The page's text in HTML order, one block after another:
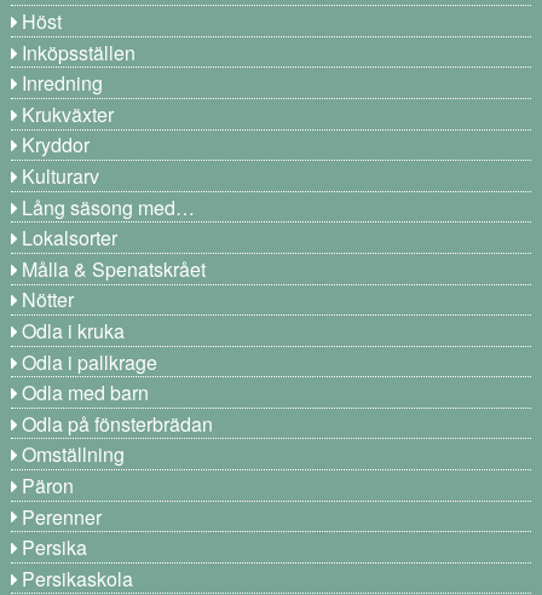
Höst
Inköpsställen
Inredning
Krukväxter
Kryddor
Kulturarv
Lång säsong med…
Lokalsorter
Målla & Spenatskrået
Nötter
Odla i kruka
Odla i pallkrage
Odla med barn
Odla på fönsterbrädan
Omställning
Päron
Perenner
Persika
Persikaskola